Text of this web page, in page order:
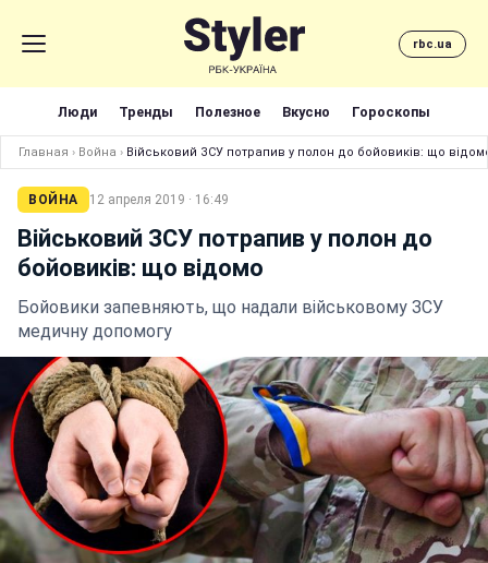
rbc.ua
Люди Тренды Полезное Вкусно Гороскопы
Главная › Война › Військовий ЗСУ потрапив у полон до бойовиків: що
ВОЙНА 12 апреля 2019 · 16:49
Військовий ЗСУ потрапив у полон до
бойовиків: що відомо
Бойовики запевняють, що надали військовому ЗСУ
медичну допомогу